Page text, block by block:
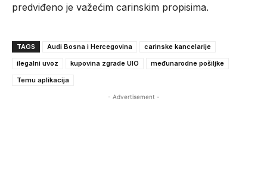
predviđeno je važećim carinskim propisima.
TAGS Audi Bosna i Hercegovina
carinske kancelarije
ilegalni uvoz
kupovina zgrade UIO
međunarodne pošiljke
Temu aplikacija
- Advertisement -